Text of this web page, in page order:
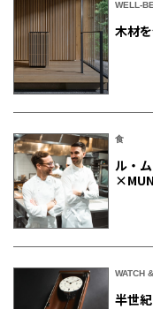
WELL-
木材
食
ル・
WATCH
半世